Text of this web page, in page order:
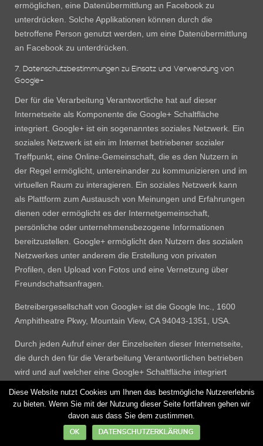
ermöglichen, eine Datenübermittlung an Facebook zu
unterdrücken. Solche Applikationen können durch die
betroffene Person genutzt werden, um eine Datenübermittlung
an Facebook zu unterdrücken.
7. Datenschutzbestimmungen zu Einsatz und Verwendung von
Google+
Der für die Verarbeitung Verantwortliche hat auf dieser
Internetseite als Komponente die Google+ Schaltfläche
integriert. Google+ ist ein sogenanntes soziales Netzwerk. Ein
soziales Netzwerk ist ein im Internet betriebener sozialer
Treffpunkt, eine Online-Gemeinschaft, die es den Nutzern in
der Regel ermöglicht, untereinander zu kommunizieren und im
virtuellen Raum zu interagieren. Ein soziales Netzwerk kann
als Plattform zum Austausch von Meinungen und Erfahrungen
dienen oder ermöglicht es der Internetgemeinschaft,
persönliche oder unternehmensbezogene Informationen
bereitzustellen. Google+ ermöglicht den Nutzern des sozialen
Netzwerkes unter anderem die Erstellung von privaten
Profilen, den Upload von Fotos und eine Vernetzung über
Freundschaftsanfragen.
Betreibergesellschaft von Google+ ist die Google Inc., 1600
Amphitheatre Pkwy, Mountain View, CA 94043-1351, USA.
Durch jeden Aufruf einer der Einzelseiten dieser Internetseite,
die durch den für die Verarbeitung Verantwortlichen betrieben
wird und auf welcher eine Google+ Schaltfläche integriert
informationstechnologischen System der betroffenen Person
automatisch durch die jeweilige Google+ Schaltfläche
veranlasst, eine Darstellung der entsprechenden Google+
Schaltfläche von Google herunterzuladen. Im Rahmen dieses
Diese Website nutzt Cookies um Ihnen das bestmögliche Nutzererlebnis
zu bieten. Wenn Sie mit der Nutzung dieser Seite fortfahren gehen wir
davon aus dass Sie dem zustimmen.
OK
DATENSCHUTZERKLÄRUNG